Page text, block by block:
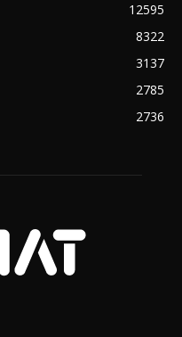
12595
8322
3137
2785
2736